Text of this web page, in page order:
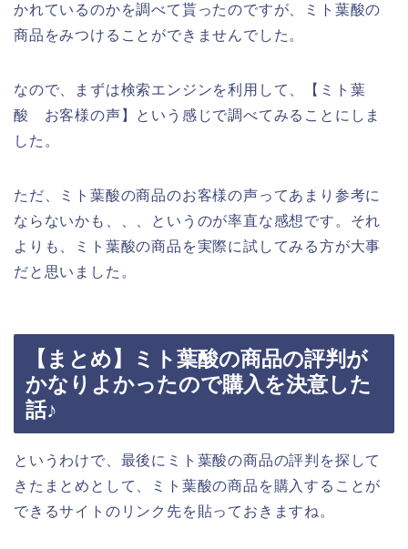
かれているのかを調べて貰ったのですが、ミト葉酸の
商品をみつけることができませんでした。
なので、まずは検索エンジンを利用して、【ミト葉
酸 お客様の声】という感じで調べてみることにしま
した。
ただ、ミト葉酸の商品のお客様の声ってあまり参考に
ならないかも、、、というのが率直な感想です。それ
よりも、ミト葉酸の商品を実際に試してみる方が大事
だと思いました。
【まとめ】ミト葉酸の商品の評判が
かなりよかったので購入を決意した
話♪
というわけで、最後にミト葉酸の商品の評判を探して
きたまとめとして、ミト葉酸の商品を購入することが
できるサイトのリンク先を貼っておきますね。